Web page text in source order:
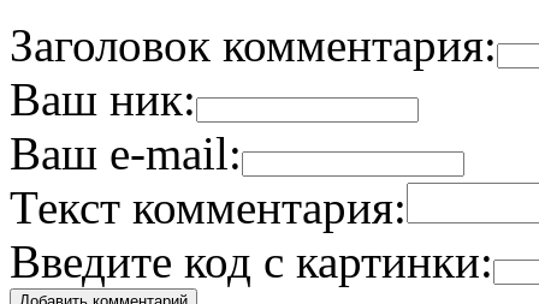
Заголовок комментария:
Ваш ник:
Ваш e-mail:
Текст комментария:
Введите код с картинки: